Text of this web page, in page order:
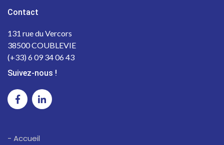
Contact
131 rue du Vercors
38500 COUBLEVIE
(+33) 6 09 34 06 43
Suivez-nous !
- Accueil